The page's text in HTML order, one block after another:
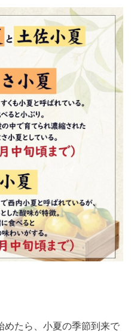
めたら、小夏の季節到来で